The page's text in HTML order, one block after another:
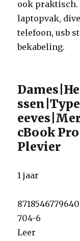
ook praktisch.
laptopvak,
telefoon, usb
bekabeling.
cBook
Plevier
1 jaar
8718546779640
704-6
Leer